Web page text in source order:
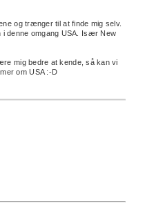
og trænger til at finde mig selv.
i denne omgang USA. Især New
mig bedre at kende, så kan vi
om USA :-D